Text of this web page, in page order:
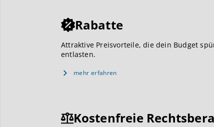
Rabatte
Attraktive Preisvorteile, die dein Budget
entlasten.
mehr erfahren
Kostenfreie